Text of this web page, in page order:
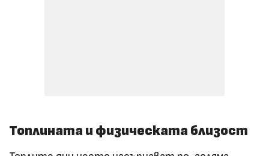
Топлината и физическата близост